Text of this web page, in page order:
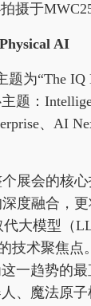
摄于
AI
题为“The IQ
题：
、AI
展会的核
度融合，更
代大模型（
技术聚焦
一趋势的
、魔法原子